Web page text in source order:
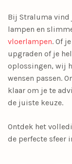
Bij Straluma vind
lampen en
vloerlampen. Of
upgraden of je
oplossingen, wij
wensen passen.
klaar om je te
de juiste keuze.
Ontdek het
de perfecte sfeer